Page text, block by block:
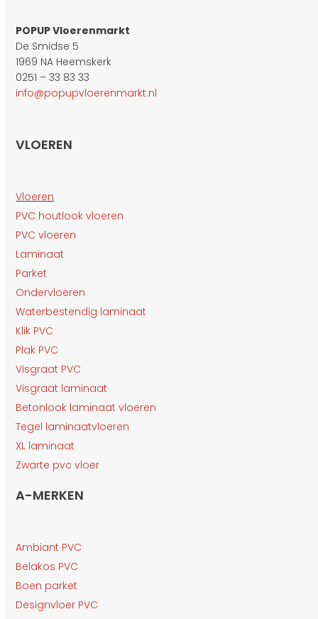
POPUP Vloerenmarkt
De Smidse 5
1969 NA Heemskerk
0251 – 33 83 33
info@popupvloerenmarkt.nl
VLOEREN
Vloeren
PVC houtlook vloeren
PVC vloeren
Laminaat
Parket
Ondervloeren
Waterbestendig laminaat
Klik PVC
Plak PVC
Visgraat PVC
Visgraat laminaat
Betonlook laminaat vloeren
Tegel laminaatvloeren
XL laminaat
Zwarte pvc vloer
A-MERKEN
Ambiant PVC
Belakos PVC
Boen parket
Designvloer PVC